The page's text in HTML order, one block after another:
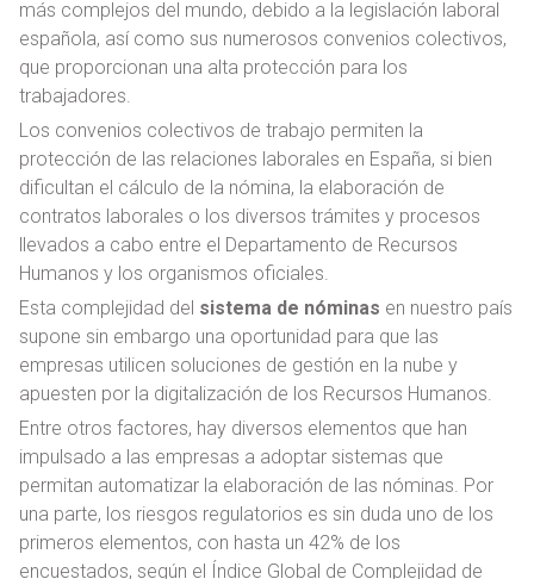
más complejos del mundo, debido a la legislación laboral
española, así como sus numerosos convenios colectivos,
que proporcionan una alta protección para los
trabajadores.
Los convenios colectivos de trabajo permiten la
protección de las relaciones laborales en España, si bien
dificultan el cálculo de la nómina, la elaboración de
contratos laborales o los diversos trámites y procesos
llevados a cabo entre el Departamento de Recursos
Humanos y los organismos oficiales.
Esta complejidad del sistema de nóminas en nuestro país
supone sin embargo una oportunidad para que las
empresas utilicen soluciones de gestión en la nube y
apuesten por la digitalización de los Recursos Humanos.
Entre otros factores, hay diversos elementos que han
impulsado a las empresas a adoptar sistemas que
permitan automatizar la elaboración de las nóminas. Por
una parte, los riesgos regulatorios es sin duda uno de los
primeros elementos, con hasta un 42% de los
encuestados, según el Índice Global de Complejidad de